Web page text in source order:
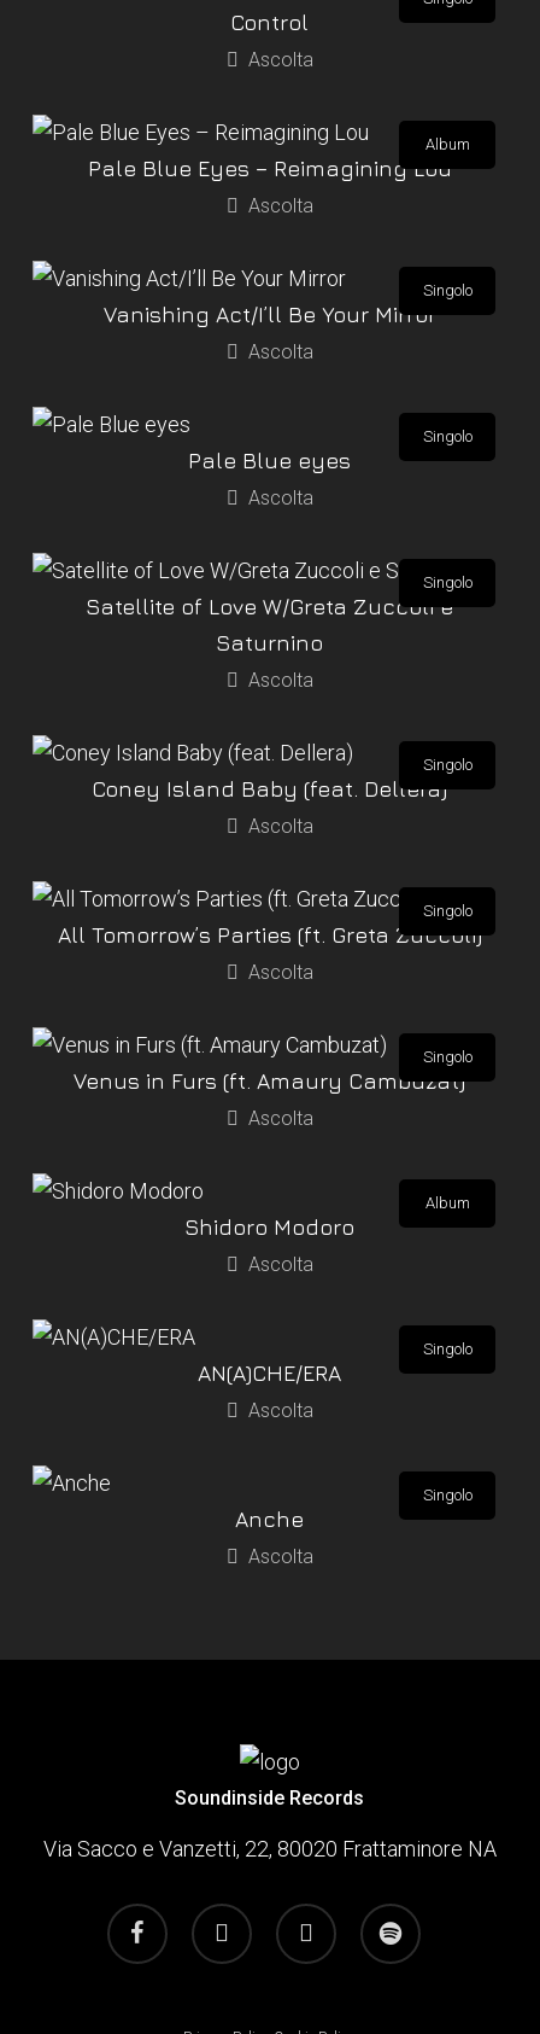
Control
Ascolta
Album
Pale Blue Eyes – Reimagining Lou
Ascolta
Singolo
Vanishing Act/I’ll Be Your Mirror
Ascolta
Singolo
Pale Blue eyes
Ascolta
Singolo
Satellite of Love W/Greta Zuccoli e
Saturnino
Ascolta
Singolo
Coney Island Baby (feat. Dellera)
Ascolta
Singolo
All Tomorrow’s Parties (ft. Greta Zuccoli)
Ascolta
Singolo
Venus in Furs (ft. Amaury Cambuzat)
Ascolta
Album
Shidoro Modoro
Ascolta
Singolo
AN(A)CHE/ERA
Ascolta
Singolo
Anche
Ascolta
Soundinside Records
Via Sacco e Vanzetti, 22, 80020 Frattaminore NA
facebook youtube instagram spotify